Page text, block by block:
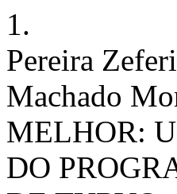
1.
Pereira
Machado
MELHOR:
DO